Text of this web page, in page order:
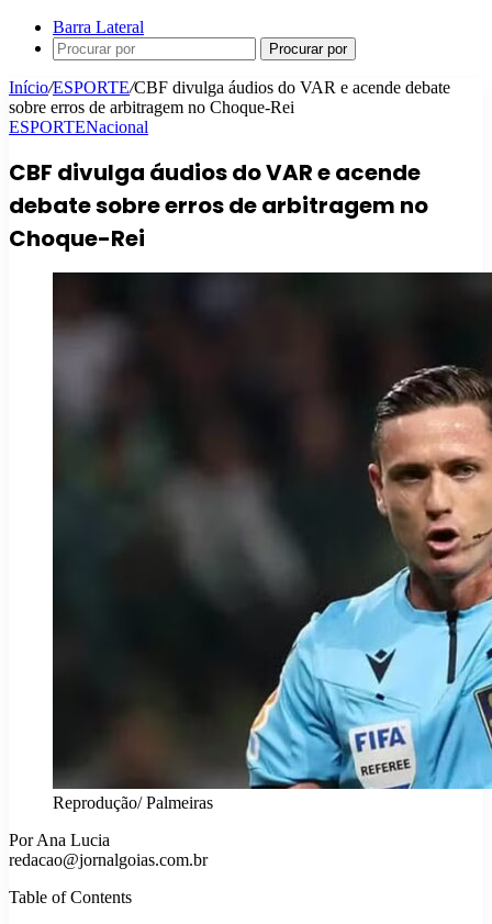
Barra Lateral
Procurar por
Início/ESPORTE/CBF divulga áudios do VAR e acende debate
sobre erros de arbitragem no Choque-Rei
ESPORTENacional
CBF divulga áudios do VAR e acende
debate sobre erros de arbitragem no
Choque-Rei
Reprodução/ Palmeiras
Por Ana Lucia
redacao@jornalgoias.com.br
Table of Contents